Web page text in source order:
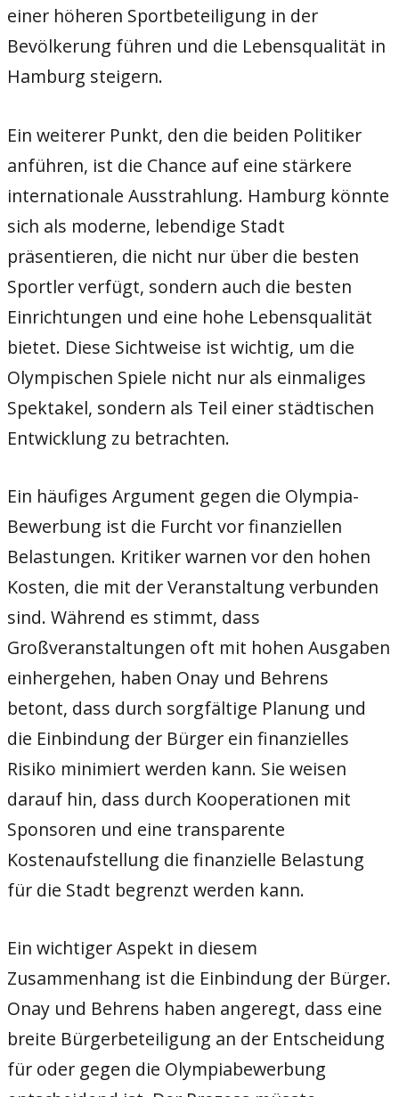
einer höheren Sportbeteiligung in der
Bevölkerung führen und die Lebensqualität in
Hamburg steigern.
Ein weiterer Punkt, den die beiden Politiker
anführen, ist die Chance auf eine stärkere
internationale Ausstrahlung. Hamburg könnte
sich als moderne, lebendige Stadt
präsentieren, die nicht nur über die besten
Sportler verfügt, sondern auch die besten
Einrichtungen und eine hohe Lebensqualität
bietet. Diese Sichtweise ist wichtig, um die
Olympischen Spiele nicht nur als einmaliges
Spektakel, sondern als Teil einer städtischen
Entwicklung zu betrachten.
Ein häufiges Argument gegen die Olympia-
Bewerbung ist die Furcht vor finanziellen
Belastungen. Kritiker warnen vor den hohen
Kosten, die mit der Veranstaltung verbunden
sind. Während es stimmt, dass
Großveranstaltungen oft mit hohen Ausgaben
einhergehen, haben Onay und Behrens
betont, dass durch sorgfältige Planung und
die Einbindung der Bürger ein finanzielles
Risiko minimiert werden kann. Sie weisen
darauf hin, dass durch Kooperationen mit
Sponsoren und eine transparente
Kostenaufstellung die finanzielle Belastung
für die Stadt begrenzt werden kann.
Ein wichtiger Aspekt in diesem
Zusammenhang ist die Einbindung der Bürger.
Onay und Behrens haben angeregt, dass eine
breite Bürgerbeteiligung an der Entscheidung
für oder gegen die Olympiabewerbung